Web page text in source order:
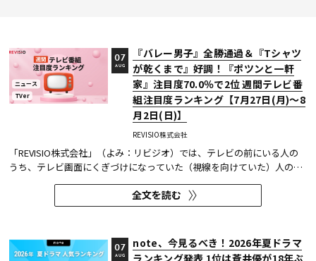
ニュース
TVer
『バレー男子』全勝通過＆『Tシャツ
が乾くまで』好調！『ポツンと一軒
家』注目度70.0％で2位 週間テレビ番
組注目度ランキング【7月27日(月)～8
月2日(日)】
REVISIO株式会社
07
AUG
「REVISIO株式会社」（よみ：リビジオ）では、テレビの前にいる人の
うち、テレビ画面にくぎづけになっていた（視線を向けていた）人の割
合がわかる「注目度」を用いて、「個人全体」ならびにREVISIOで定義
した「コア視聴層（男女13歳～49歳）」のテレビ番組ランキングを公開
している。
全文を読む
note、今見るべき！2026年夏ドラマ
07
AUG